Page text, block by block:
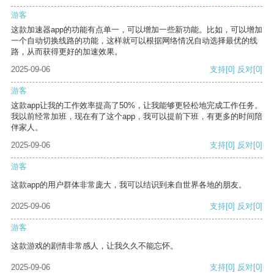
游客
这款加速器app的功能有点单一，可以增加一些新功能。比如，可以增加
一个自动切换线路的功能，这样就可以根据网络情况自动选择最优的线
路，从而获得更好的加速效果。
2025-09-06
支持[0] 反对[0]
游客
这款app让我的工作效率提高了50%，让我能够更轻松地完成工作任务。
我以前经常加班，现在有了这个app，我可以提前下班，有更多的时间陪
伴家人。
2025-09-06
支持[0] 反对[0]
游客
这款app的用户群体非常庞大，我可以结识到来自世界各地的朋友。
2025-09-06 支持[0] 反对[0]
游客
这款游戏的剧情非常感人，让我久久不能忘怀。
2025-09-06 支持[0] 反对[0]